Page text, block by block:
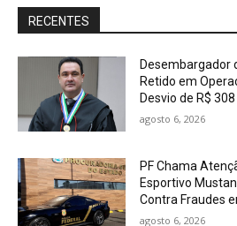
RECENTES
Desembargador
Retido em
Desvio de R$
agosto 6, 2026
PF Chama
Esportivo
Contra Fraudes
agosto 6, 2026